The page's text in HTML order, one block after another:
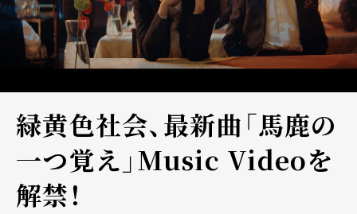
緑黄色社会、最新曲「馬鹿の
一つ覚え」Music Videoを
解禁！